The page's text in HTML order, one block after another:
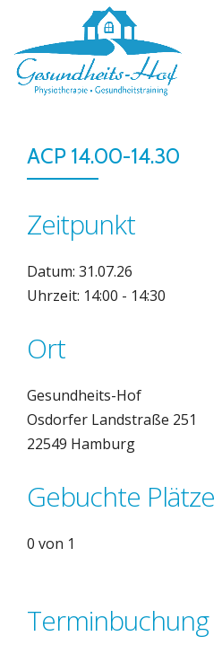
content
ACP 14.00-14.30
Zeitpunkt
Datum: 31.07.26
Uhrzeit: 14:00 - 14:30
Ort
Gesundheits-Hof
Osdorfer Landstraße 251
22549 Hamburg
Gebuchte Plätze
0 von 1
Terminbuchung